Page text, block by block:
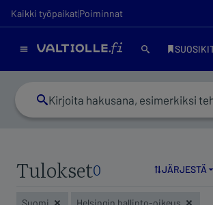
Tulokset